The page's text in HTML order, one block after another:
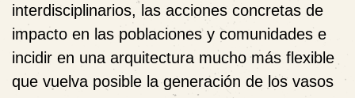
interdisciplinarios, las acciones concretas de
impacto en las poblaciones y comunidades e
incidir en una arquitectura mucho más flexible
que vuelva posible la generación de los vasos